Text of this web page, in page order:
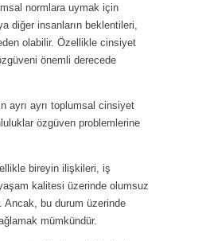
normlara uymak için
diğer insanların beklentileri,
olabilir. Özellikle cinsiyet
önemli derecede
ayrı ayrı toplumsal cinsiyet
özgüven problemlerine
bireyin ilişkileri, iş
kalitesi üzerinde olumsuz
Ancak, bu durum üzerinde
mümkündür.